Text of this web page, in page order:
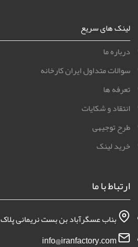
لینک های سریع
درباره ما
سوالات متداول ایران کارخانه
تعرفه ها
انتقاد و شکایات
طرح توجیهی
خرید لینک
ارتباط با ما
بناب عسگرآباد بن بست نریمانی پلاک 109